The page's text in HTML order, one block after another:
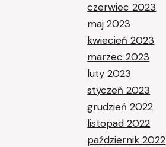
czerwiec 2023
maj 2023
kwiecień 2023
marzec 2023
luty 2023
styczeń 2023
grudzień 2022
listopad 2022
październik 2022